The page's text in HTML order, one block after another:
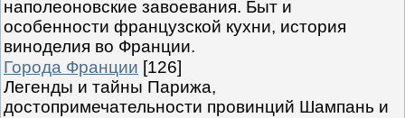
наполеоновские завоевания. Быт и
особенности французской кухни, история
виноделия во Франции.
Города Франции [126]
Легенды и тайны Парижа,
достопримечательности провинций Шампань и